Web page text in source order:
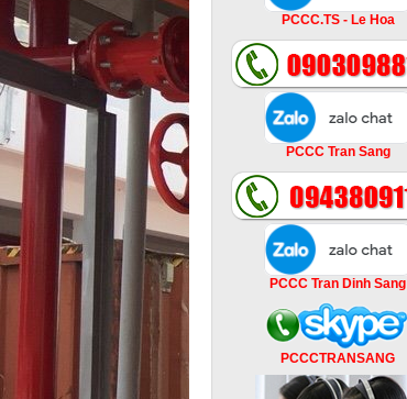
PCCC.TS - Le Hoa
PCCC Tran Sang
PCCC Tran Dinh Sang
PCCCTRANSANG